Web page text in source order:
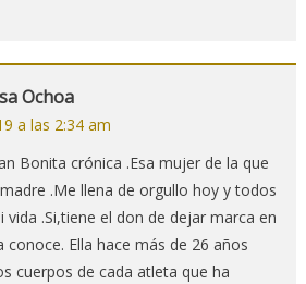
Ochoa
a las 2:34 am
Bonita crónica .Esa mujer de la que
.Me llena de orgullo hoy y todos
vida .Si,tiene el don de dejar marca en
conoce. Ella hace más de 26 años
cuerpos de cada atleta que ha